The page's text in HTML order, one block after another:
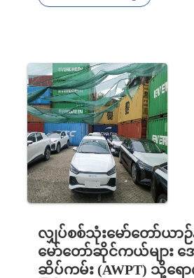
လျှပ်စစ်သုံးမော်တော်ယာ
မော်တော်ဆိုင်ကယ်များ အ
ဆိပ်ကမ်း (AWPT) သို့ရ